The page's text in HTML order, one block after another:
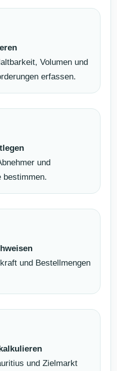
Volumen und
erfassen.
und
bestimmen.
und Bestellmengen
und Zielmarkt